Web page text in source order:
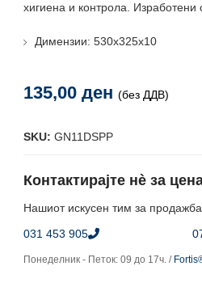
хигиена и контрола.
Димензии: 530х325х10
135,00ден (без ДДВ)
SKU:GN11DSPP
Контактирајте нè за
Нашиот искусен тим за
031 453 905
Понеделник - Петок: 09 до 17ч. /